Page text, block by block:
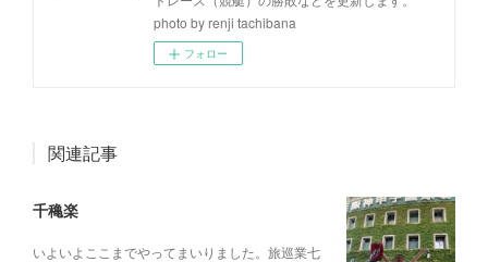
photo by renji tachibana
フォロー
関連記事
千穐楽
いよいよここまでやってまいりました。旅巡業七